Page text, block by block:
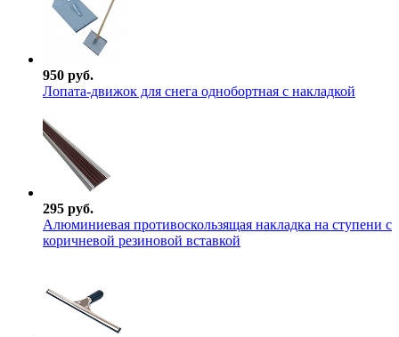
950 руб.
Лопата-движок для снега однобортная с накладкой
295 руб.
Алюминиевая противоскользящая накладка на ступени с
коричневой резиновой вставкой